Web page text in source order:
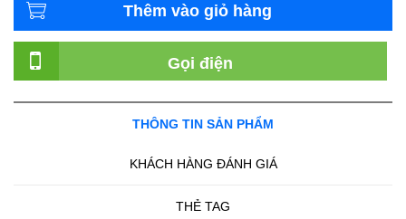
Thêm vào giỏ hàng
Gọi điện
THÔNG TIN SẢN PHẨM
KHÁCH HÀNG ĐÁNH GIÁ
THẺ TAG